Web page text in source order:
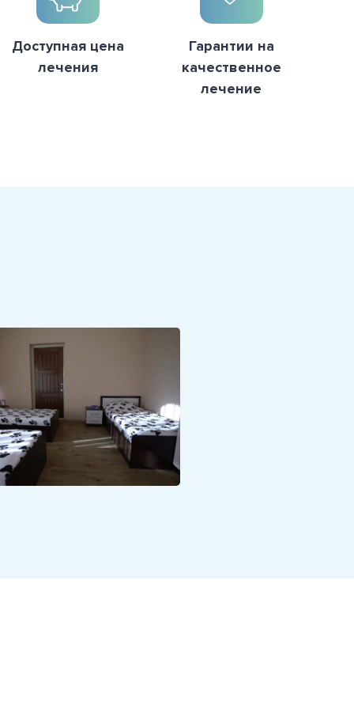
Доступная цена
лечения
Гарантии на
качественное
лечение